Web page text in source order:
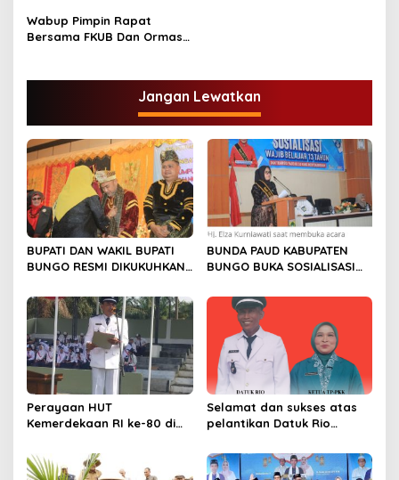
Wabup Pimpin Rapat
Bersama FKUB Dan Ormas
Jangan Lewatkan
BUPATI DAN WAKIL BUPATI
BUNGO RESMI DIKUKUHKAN
BUNDO KANDUNG
BUNDA PAUD KABUPATEN
BUNGO BUKA SOSIALISASI
Perayaan HUT
Kemerdekaan RI ke-80 di
Selamat dan sukses atas
pelantikan Datuk Rio